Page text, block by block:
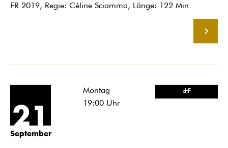
FR 2019, Regie: Céline Sciamma, Länge: 122 Min
21
September
Montag
19:00Uhr
dtF